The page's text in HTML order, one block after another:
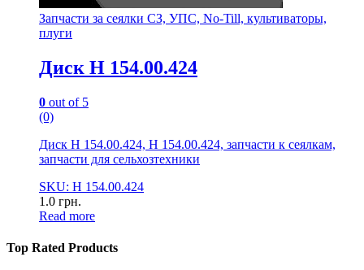
Запчасти за сеялки СЗ, УПС, No-Till, культиваторы,
плуги
Диск Н 154.00.424
0 out of 5
(0)
Диск Н 154.00.424, Н 154.00.424, запчасти к сеялкам,
запчасти для сельхозтехники
SKU: Н 154.00.424
1.0 грн.
Read more
Top Rated Products